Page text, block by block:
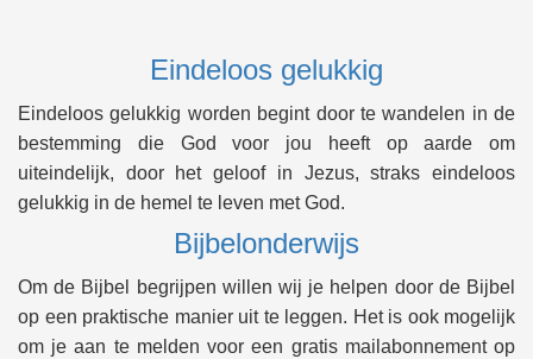
Eindeloos gelukkig
Eindeloos gelukkig worden begint door te wandelen in de
bestemming die God voor jou heeft op aarde om
uiteindelijk, door het geloof in Jezus, straks eindeloos
gelukkig in de hemel te leven met God.
Bijbelonderwijs
Om de Bijbel begrijpen willen wij je helpen door de Bijbel
op een praktische manier uit te leggen. Het is ook mogelijk
om je aan te melden voor een gratis mailabonnement op